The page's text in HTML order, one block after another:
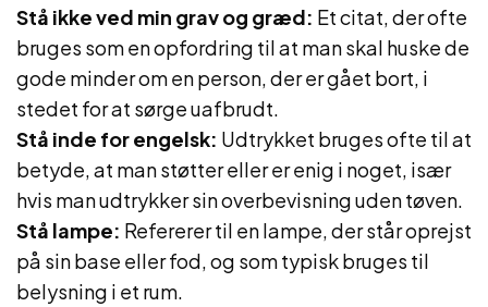
Stå ikke ved min grav og græd: Et citat, der ofte
bruges som en opfordring til at man skal huske de
gode minder om en person, der er gået bort, i
stedet for at sørge uafbrudt.
Stå inde for engelsk: Udtrykket bruges ofte til at
betyde, at man støtter eller er enig i noget, især
hvis man udtrykker sin overbevisning uden tøven.
Stå lampe: Refererer til en lampe, der står oprejst
på sin base eller fod, og som typisk bruges til
belysning i et rum.